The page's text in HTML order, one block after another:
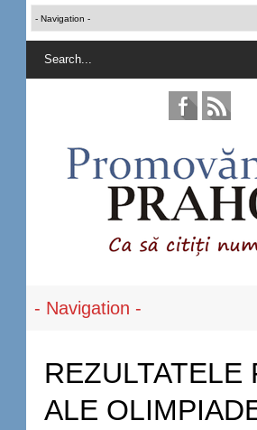
REZULTATELE
ALE